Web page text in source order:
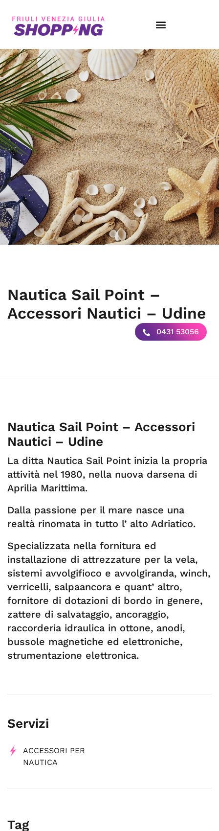
Nautica Sail Point –
Accessori Nautici – Udine
0431 53056
Nautica Sail Point – Accessori
Nautici – Udine
La ditta Nautica Sail Point inizia la propria
attività nel 1980, nella nuova darsena di
Aprilia Marittima.
Dalla passione per il mare nasce una
realtà rinomata in tutto l’ alto Adriatico.
Specializzata nella fornitura ed
installazione di attrezzature per la vela,
sistemi avvolgifioco e avvolgiranda, winch,
verricelli, salpaancora e quant’ altro,
fornitore di dotazioni di bordo in genere,
zattere di salvataggio, ancoraggio,
raccorderia idraulica in ottone, anodi,
bussole magnetiche ed elettroniche,
strumentazione elettronica.
Servizi
ACCESSORI PER
NAUTICA
Tag